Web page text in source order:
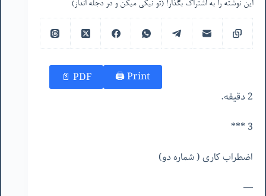
این نوشته را به اشتراک بگذار! (تو نیکی میکن و در دجله انداز)
Print 🖨
PDF 📄
2 دقیقه.
3 ***
اضطراب کاری ( شماره دو)
—